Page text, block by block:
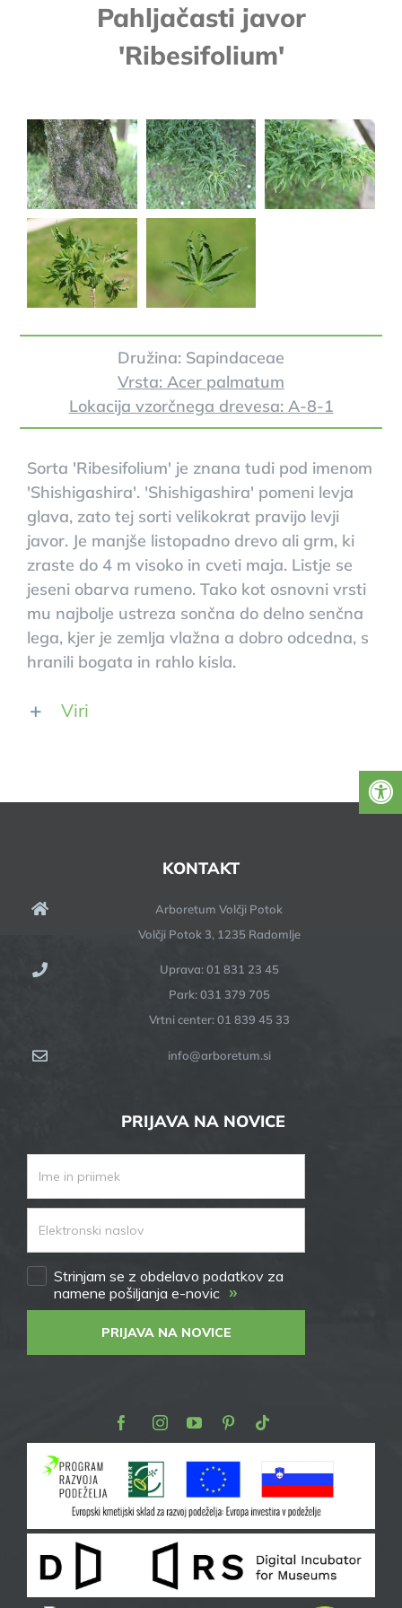
Pahljačasti javor
'Ribesifolium'
Družina: Sapindaceae
Vrsta: Acer palmatum
Lokacija vzorčnega drevesa: A-8-1
Sorta 'Ribesifolium' je znana tudi pod imenom
'Shishigashira'. 'Shishigashira' pomeni levja
glava, zato tej sorti velikokrat pravijo levji
javor. Je manjše listopadno drevo ali grm, ki
zraste do 4 m visoko in cveti maja. Listje se
jeseni obarva rumeno. Tako kot osnovni vrsti
mu najbolje ustreza sončna do delno senčna
lega, kjer je zemlja vlažna a dobro odcedna, s
hranili bogata in rahlo kisla.
Viri
KONTAKT
Arboretum Volčji Potok
Volčji Potok 3, 1235 Radomlje
Uprava: 01 831 23 45
Park: 031 379 705
Vrtni center: 01 839 45 33
info@arboretum.si
PRIJAVA NA NOVICE
Strinjam se z obdelavo podatkov za
namene pošiljanja e-novic »
PRIJAVA NA NOVICE
FacebookInstagram
YoutubePinterest